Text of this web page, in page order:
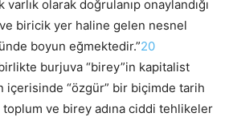
olarak doğrulanıp onaylandığı
biricik yer haline gelen nesnel
boyun eğmektedir.”20
burjuva “birey”in kapitalist
içerisinde “özgür” bir biçimde tarih
toplum ve birey adına ciddi tehlikeler